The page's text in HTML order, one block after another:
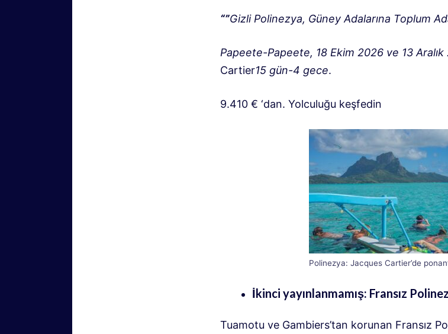
“”Gizli Polinezya, Güney Adalarına Toplum
Papeete-Papeete, 18 Ekim 2026 ve 13 Aralık
Cartier15 gün-4 gece.
9.410 € ‘dan. Yolculuğu keşfedin
Polinezya: Jacques Cartier’de
İkinci yayınlanmamış: Fransız
Tuamotu ve Gambiers’tan korunan Fransız